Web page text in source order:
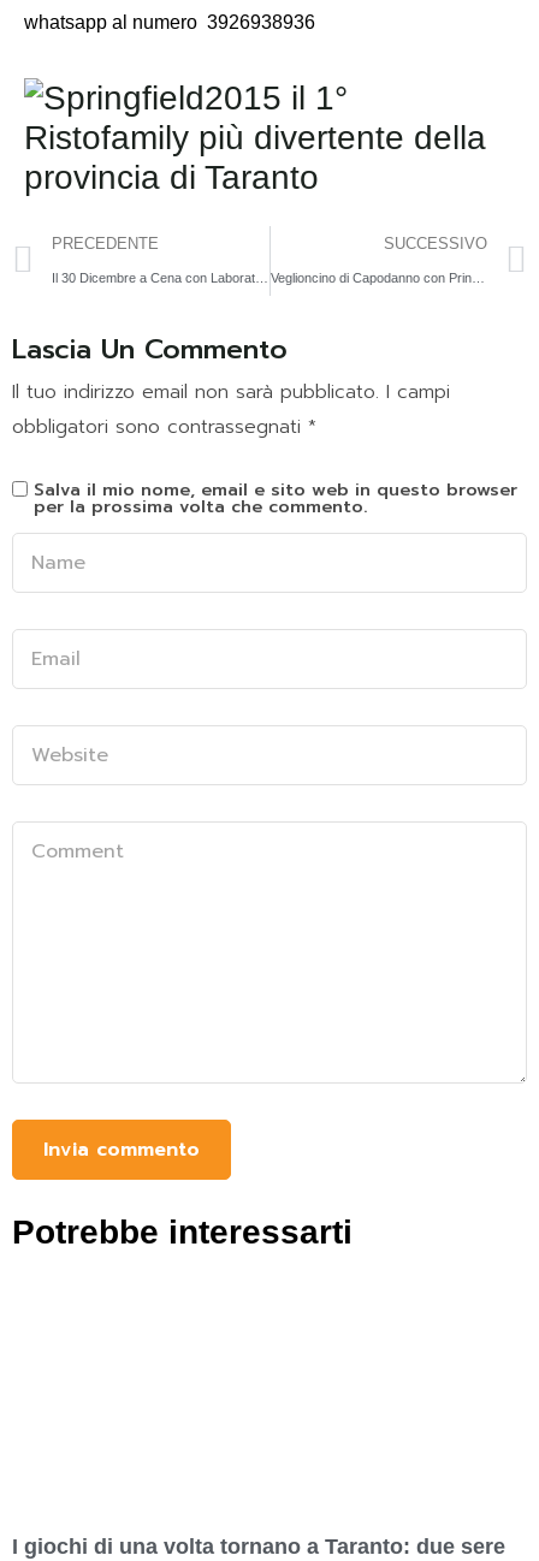
whatsapp al numero 3926938936
PRECEDENTE SUCCESSIVO
Veglioncino di Capodanno con Principesse, Laboratori e Supereroi
Lascia Un Commento
Il tuo indirizzo email non sarà pubblicato. I campi
obbligatori sono contrassegnati *
Salva il mio nome, email e sito web in questo browser
per la prossima volta che commento.
Potrebbe interessarti
I giochi di una volta tornano a Taranto: due sere